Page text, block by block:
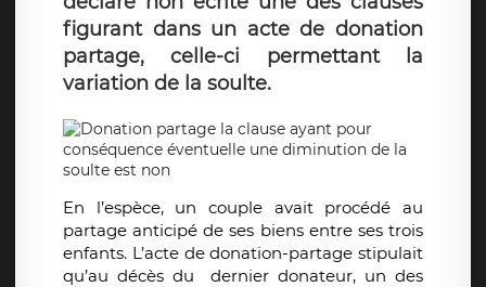
figurant dans un acte de donation
partage, celle-ci permettant la
variation de la soulte.
En l’espèce, un couple avait procédé au
partage anticipé de ses biens entre ses trois
enfants. L’acte de donation-partage stipulait
qu’au décès du dernier donateur, un des